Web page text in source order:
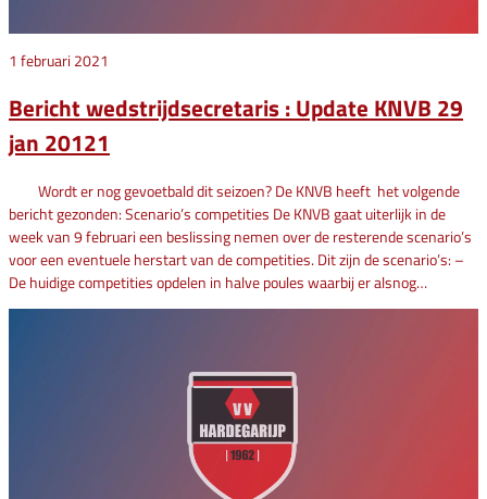
1 februari 2021
Bericht wedstrijdsecretaris : Update KNVB 29
jan 20121
Wordt er nog gevoetbald dit seizoen? De KNVB heeft het volgende
bericht gezonden: Scenario’s competities De KNVB gaat uiterlijk in de
week van 9 februari een beslissing nemen over de resterende scenario’s
voor een eventuele herstart van de competities. Dit zijn de scenario’s: –
De huidige competities opdelen in halve poules waarbij er alsnog…